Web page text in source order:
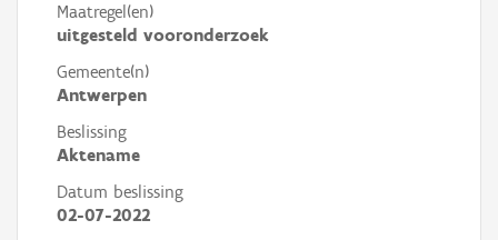
Maatregel(en)
uitgesteld vooronderzoek
Gemeente(n)
Antwerpen
Beslissing
Aktename
Datum beslissing
02-07-2022